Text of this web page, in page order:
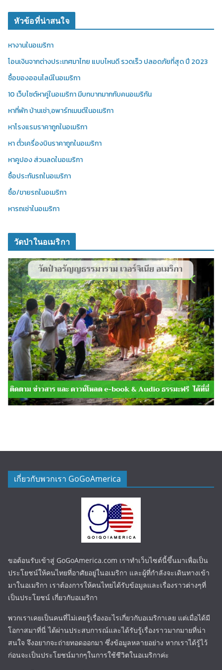
หัวข้อที่น่าสนใจ
หางานในอเมริกา
โอนเงินจากต่างประเทศมาไทย แบบไหนดี รวดเร็ว ปลอดภัยที่สุด ปี 2023
ซื้อของออนไลน์ในอเมริกา
10 เว็บไซต์หาคู่ในอเมริกา มีบทบาทมากกับคนอเมริกัน
หาที่พัก บ้านเช่า,อพาร์ทเมนต์ในอเมริกา
หาโรงแรมราคาถูกในอเมริกา
หา ตั๋วเครื่องบินราคาถูกในอเมริกา
หาคูปอง ส่วนลดในอเมริกา
ซื้อประกันรถในอเมริกา
ซื้อ/ขายรถในอเมริกา
หารถเช่าในอเมริกา
วัดป่าในอเมริกา
เกี่ยวกับพวกเรา GoGoAmerica
ขอต้อนรับเข้าสู่ GoGoAmerica.com เราทำเว็บไซต์นี้ขึ้นมาเพื่อเป็น
ประโยชน์ให้คนไทยที่อาศัยอยู่ในอเมริกา และผู้ที่กำลังจะเดินทางเข้า
มาในอเมริกา เราต้องการให้คนไทยได้รับข้อมูลและเรื่องราวต่างๆที่
เป็นประโยชน์ เกี่ยวกับอเมริกา
พวกเราเคยเป็นคนที่ไม่เคยรู้เรื่องอะไรเกี่ยวกับอเมริกาเลย แต่เมื่อได้มี
โอกาสมาที่นี่ ได้ผ่านประสบการณ์และได้รับรู้เรื่องราวมากมายที่น่า
สนใจ จึงอยากจะถ่ายทอดออกมา ซึ่งข้อมูลหลายอย่าง หากเราได้รู้ไว้
ก่อนจะเป็นประโยชน์มากๆในการใช้ชีวิตในอเมริกาค่ะ